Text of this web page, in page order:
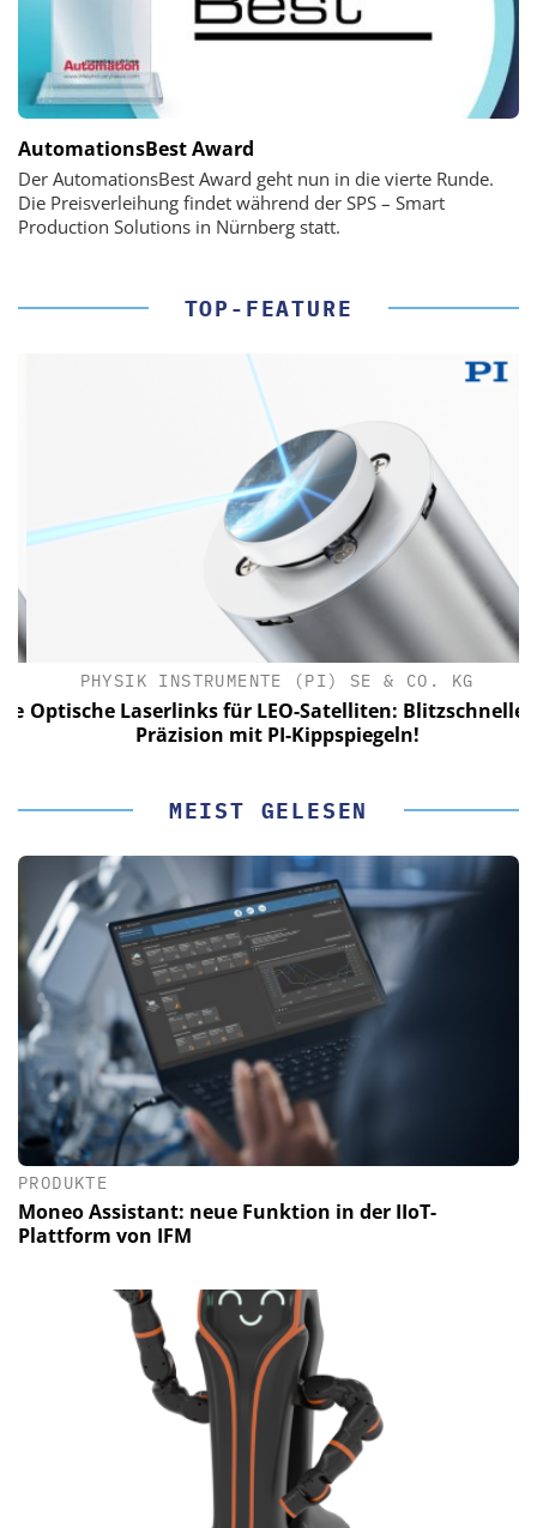
AutomationsBest Award
Der AutomationsBest Award geht nun in die vierte Runde.
Die Preisverleihung findet während der SPS – Smart
Production Solutions in Nürnberg statt.
TOP-FEATURE
PHYSIK INSTRUMENTE (PI) SE & CO. KG
Optische Laserlinks für LEO-Satelliten: Blitzschnelle
Präzision mit PI-Kippspiegeln!
MEIST GELESEN
PRODUKTE
Moneo Assistant: neue Funktion in der IIoT-
Plattform von IFM